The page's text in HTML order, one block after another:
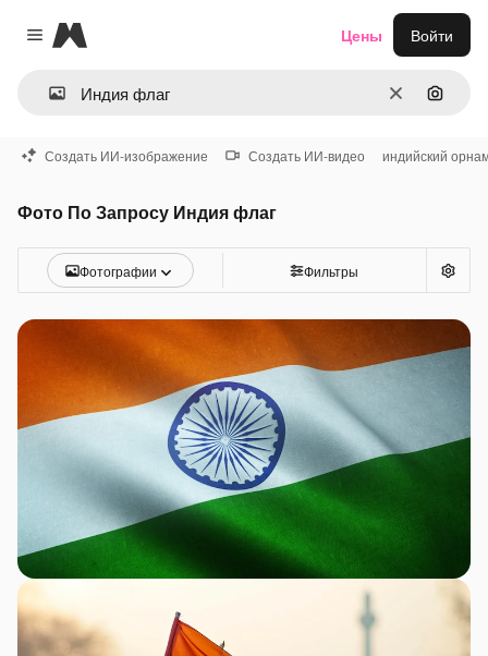
Close menu
Magnific
ОчиститьПоиск
Цены Войти
Создать ИИ-изображение Создать ИИ-видео индийский
Фото По Запросу Индия флаг
Фотографии Фильтры